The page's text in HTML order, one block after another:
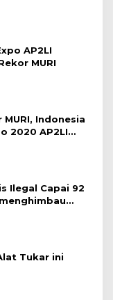
AP2LI
MURI
Indonesia
2020 AP2LI
Ilegal Capai 92
Tukar ini